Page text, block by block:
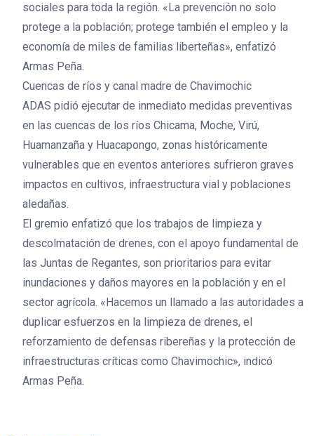
sociales para toda la región. «La prevención no solo
protege a la población; protege también el empleo y la
economía de miles de familias liberteñas», enfatizó
Armas Peña.
Cuencas de ríos y canal madre de Chavimochic
ADAS pidió ejecutar de inmediato medidas preventivas
en las cuencas de los ríos Chicama, Moche, Virú,
Huamanzaña y Huacapongo, zonas históricamente
vulnerables que en eventos anteriores sufrieron graves
impactos en cultivos, infraestructura vial y poblaciones
aledañas.
El gremio enfatizó que los trabajos de limpieza y
descolmatación de drenes, con el apoyo fundamental de
las Juntas de Regantes, son prioritarios para evitar
inundaciones y daños mayores en la población y en el
sector agrícola. «Hacemos un llamado a las autoridades a
duplicar esfuerzos en la limpieza de drenes, el
reforzamiento de defensas ribereñas y la protección de
infraestructuras críticas como Chavimochic», indicó
Armas Peña.